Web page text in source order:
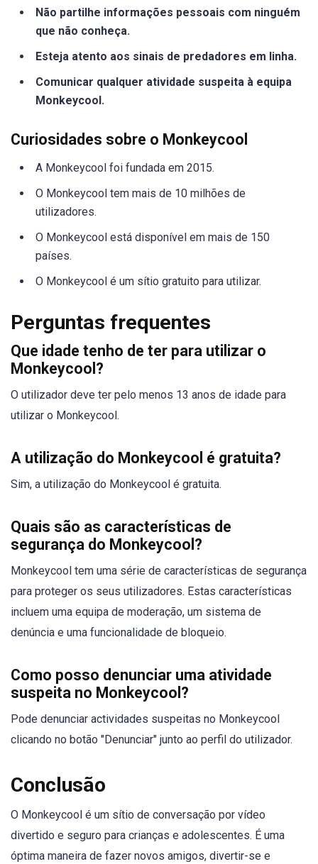
Não partilhe informações pessoais com ninguém
que não conheça.
Esteja atento aos sinais de predadores em linha.
Comunicar qualquer atividade suspeita à equipa
Monkeycool.
Curiosidades sobre o Monkeycool
A Monkeycool foi fundada em 2015.
O Monkeycool tem mais de 10 milhões de
utilizadores.
O Monkeycool está disponível em mais de 150
países.
O Monkeycool é um sítio gratuito para utilizar.
Perguntas frequentes
Que idade tenho de ter para utilizar o
Monkeycool?
O utilizador deve ter pelo menos 13 anos de idade para
utilizar o Monkeycool.
A utilização do Monkeycool é gratuita?
Sim, a utilização do Monkeycool é gratuita.
Quais são as características de
segurança do Monkeycool?
Monkeycool tem uma série de características de segurança
para proteger os seus utilizadores. Estas características
incluem uma equipa de moderação, um sistema de
denúncia e uma funcionalidade de bloqueio.
Como posso denunciar uma atividade
suspeita no Monkeycool?
Pode denunciar actividades suspeitas no Monkeycool
clicando no botão "Denunciar" junto ao perfil do utilizador.
Conclusão
O Monkeycool é um sítio de conversação por vídeo
divertido e seguro para crianças e adolescentes. É uma
óptima maneira de fazer novos amigos, divertir-se e